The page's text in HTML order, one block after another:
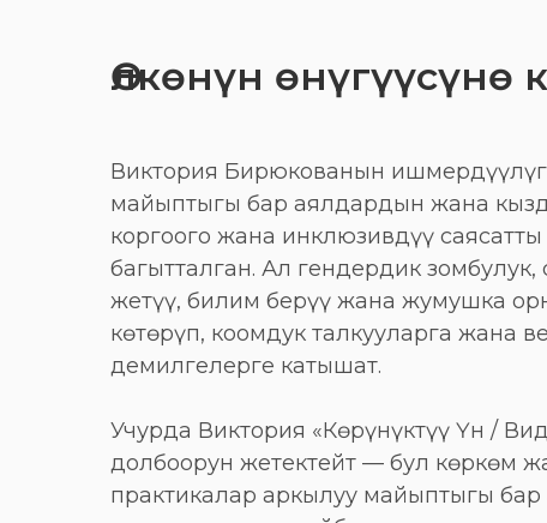
Өлкөнүн
Виктория Бирюкованын
майыптыгы бар аялдардын жана
коргоого жана инклюзивдүү саясатты
багытталган. Ал гендердик зомбулук,
жетүү, билим берүү жана жумушка
көтөрүп, коомдук талкууларга жана
демилгелерге катышат.
Учурда Виктория «Көрүнүктүү Үн /
долбоорун жетектейт — бул көркөм
практикалар аркылуу майыптыгы